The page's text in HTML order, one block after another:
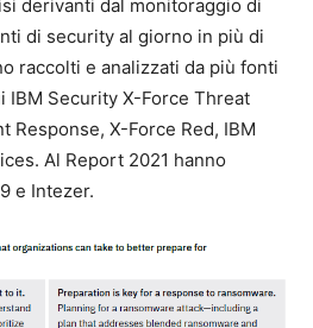
derivanti dal monitoraggio di
di security al giorno in più di
raccolti e analizzati da più fonti
IBM Security X-Force Threat
Response, X-Force Red, IBM
Al Report 2021 hanno
e Intezer.